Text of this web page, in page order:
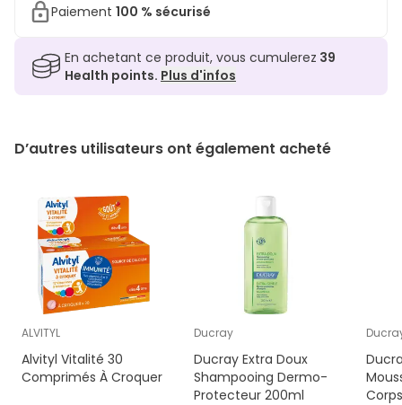
Paiement 100 % sécurisé
En achetant ce produit, vous cumulerez 39
Health points. Plus d'infos
D’autres utilisateurs ont également acheté
ALVITYL
Alvityl Vitalité 30
Comprimés À Croquer
Ducray
Ducray Extra Doux
Shampooing Dermo-
Protecteur 200ml